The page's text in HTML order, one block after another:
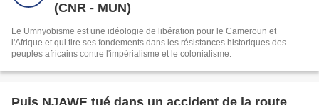
(CNR - MUN)
Le Umnyobisme est une idéologie de libération pour le Cameroun et
l'Afrique et qui tire ses fondements dans les résistances historiques des
peuples africains contre l'impérialisme et le colonialisme.
Puis NJAWE tué dans un accident de la route